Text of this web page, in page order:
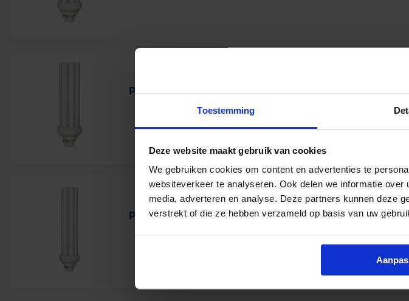
Toestemming
Deze website maakt gebruik van cookies
We gebruiken cookies om content en advertenties te
websiteverkeer te analyseren. Ook delen we informatie
media, adverteren en analyse. Deze partners kunnen deze
verstrekt of die ze hebben verzameld op basis van uw
Philips Master PL-T Xtra 42W 840 - 4 pins €18,25
22,08
Philips Master PL-T Xtra 57W 830 - 4 pins
Op voorraad
€
€16,34